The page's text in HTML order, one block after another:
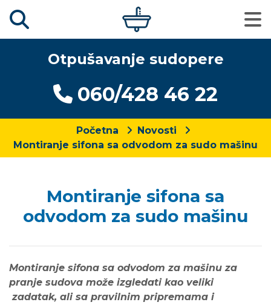
Otpušavanje sudopere
060/428 46 22
Početna
Novosti
Montiranje sifona sa odvodom za sudo mašinu
Montiranje sifona sa
odvodom za sudo mašinu
Montiranje sifona sa odvodom za mašinu za
pranje sudova može izgledati kao veliki
zadatak, ali sa pravilnim pripremama i